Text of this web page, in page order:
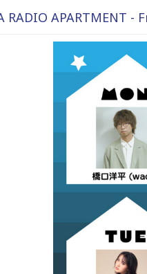
RADIO APARTMENT -